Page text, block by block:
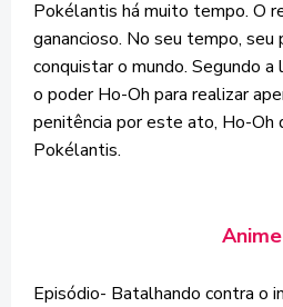
Pokélantis há muito tempo. O
ganancioso. No seu tempo, seu
conquistar o mundo. Segundo
o poder Ho-Oh para realizar
penitência por este ato, Ho-Oh
Pokélantis.
Anime
Episódio- Batalhando contra o